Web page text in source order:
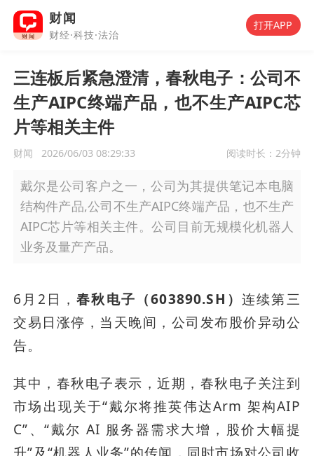
财闻
财经·科技·法治
打开APP
三连板后紧急澄清，春秋电子：公司不
生产AIPC终端产品，也不生产AIPC芯
片等相关主件
财闻 2026/06/03 08:29:33 阅读时长： 2分钟
戴尔是公司客户之一，公司为其提供笔记本电脑
结构件产品,公司不生产AIPC终端产品，也不生产
AIPC芯片等相关主件。公司目前无规模化机器人
业务及量产产品。
6月2日，春秋电子（603890.SH）连续第三
交易日涨停，当天晚间，公司发布股价异动公
告。
其中，春秋电子表示，近期，春秋电子关注到
市场出现关于“戴尔将推英伟达Arm 架构AIP
C”、“戴尔 AI 服务器需求大增，股价大幅提